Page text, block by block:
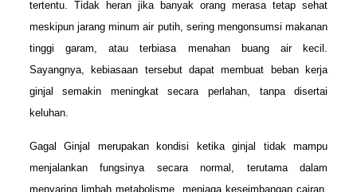
tertentu. Tidak heran jika banyak orang merasa tetap sehat
meskipun jarang minum air putih, sering mengonsumsi makanan
tinggi garam, atau terbiasa menahan buang air kecil.
Sayangnya, kebiasaan tersebut dapat membuat beban kerja
ginjal semakin meningkat secara perlahan, tanpa disertai
keluhan.
Gagal Ginjal merupakan kondisi ketika ginjal tidak mampu
menjalankan fungsinya secara normal, terutama dalam
menyaring limbah metabolisme, menjaga keseimbangan cairan,